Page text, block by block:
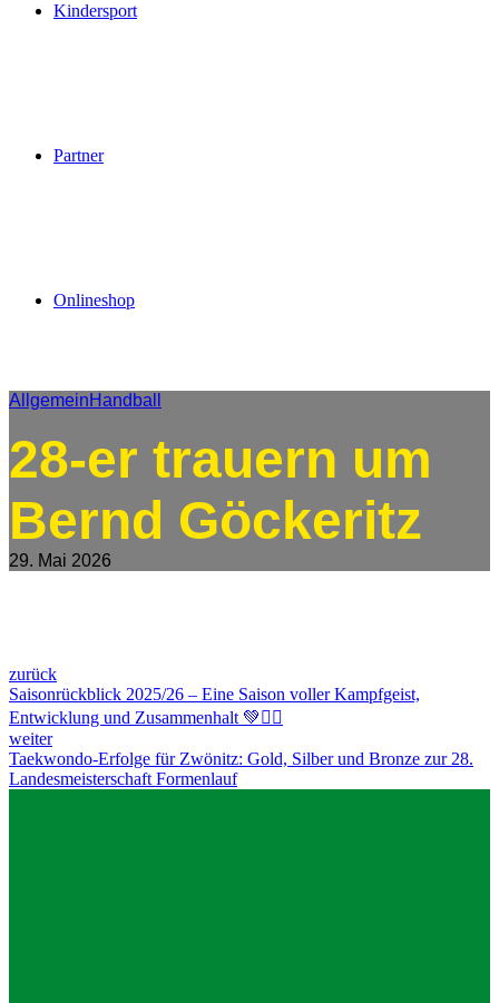
Kindersport
Partner
Onlineshop
Allgemein Handball
28-er trauern um
Bernd Göckeritz
29. Mai 2026
zurück
Saisonrückblick 2025/26 – Eine Saison voller Kampfgeist,
Entwicklung und Zusammenhalt 💚🤾‍♀️
weiter
Taekwondo-Erfolge für Zwönitz: Gold, Silber und Bronze zur 28.
Landesmeisterschaft Formenlauf